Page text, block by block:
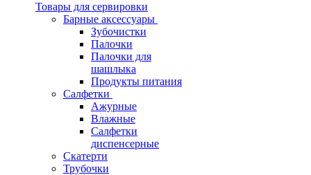
Товары для сервировки
Барные аксессуары
Зубочистки
Палочки
Палочки для
шашлыка
Продукты питания
Салфетки
Ажурные
Влажные
Салфетки
диспенсерные
Скатерти
Трубочки